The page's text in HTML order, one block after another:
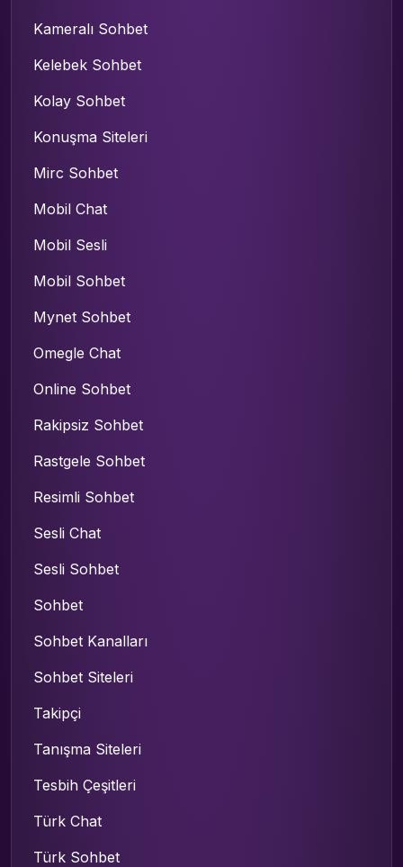
Kameralı Sohbet
Kelebek Sohbet
Kolay Sohbet
Konuşma Siteleri
Mirc Sohbet
Mobil Chat
Mobil Sesli
Mobil Sohbet
Mynet Sohbet
Omegle Chat
Online Sohbet
Rakipsiz Sohbet
Rastgele Sohbet
Resimli Sohbet
Sesli Chat
Sesli Sohbet
Sohbet
Sohbet Kanalları
Sohbet Siteleri
Takipçi
Tanışma Siteleri
Tesbih Çeşitleri
Türk Chat
Türk Sohbet